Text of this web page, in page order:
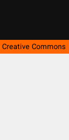
Creative Commons